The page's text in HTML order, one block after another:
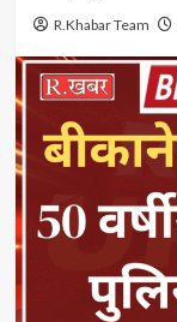
R.Khabar Team